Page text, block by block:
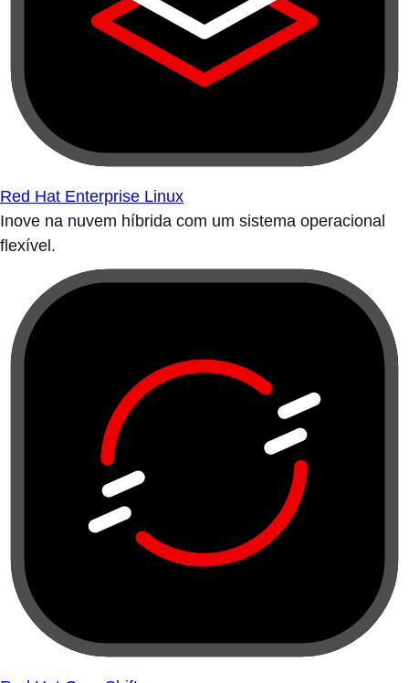
Red Hat Enterprise Linux
Inove na nuvem híbrida com um sistema operacional
flexível.